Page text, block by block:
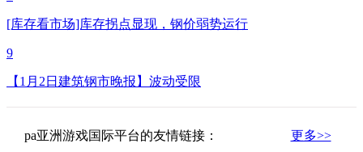
[库存看市场]库存拐点显现，钢价弱势运行
9
【1月2日建筑钢市晚报】波动受限
pa亚洲游戏国际平台的友情链接： 更多>>